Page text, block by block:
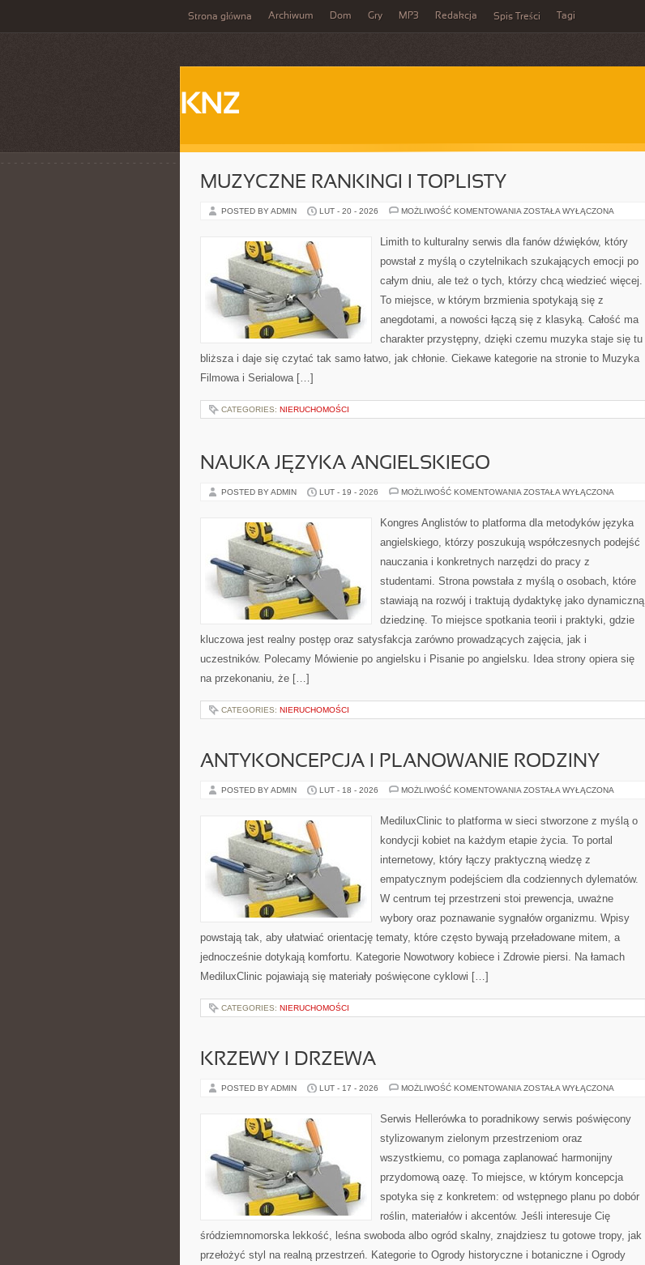
Strona główna Archiwum Dom Gry MP3 Redakcja Spis Treści Tagi
KNZ
MUZYCZNE RANKINGI I TOPLISTY
POSTED BY ADMIN LUT - 20 - 2026 MOŻLIWOŚĆ KOMENTOWANIA MUZYCZNE
TOPLISTY
ZOSTAŁA WYŁĄCZONA
Limith to kulturalny serwis dla fanów dźwięków, który
powstał z myślą o czytelnikach szukających emocji po
całym dniu, ale też o tych, którzy chcą wiedzieć więcej.
To miejsce, w którym brzmienia spotykają się z
anegdotami, a nowości łączą się z klasyką. Całość ma
charakter przystępny, dzięki czemu muzyka staje się tu
bliższa i daje się czytać tak samo łatwo, jak chłonie. Ciekawe kategorie na stronie to Muzyka
Filmowa i Serialowa […]
CATEGORIES: NIERUCHOMOŚCI
NAUKA JĘZYKA ANGIELSKIEGO
POSTED BY ADMIN LUT - 19 - 2026 MOŻLIWOŚĆ KOMENTOWANIA NAUKA
ZOSTAŁA WYŁĄCZONA
Kongres Anglistów to platforma dla metodyków języka
angielskiego, którzy poszukują współczesnych podejść
nauczania i konkretnych narzędzi do pracy z
studentami. Strona powstała z myślą o osobach, które
stawiają na rozwój i traktują dydaktykę jako dynamiczną
dziedzinę. To miejsce spotkania teorii i praktyki, gdzie
kluczowa jest realny postęp oraz satysfakcja zarówno prowadzących zajęcia, jak i
uczestników. Polecamy Mówienie po angielsku i Pisanie po angielsku. Idea strony opiera się
na przekonaniu, że […]
CATEGORIES: NIERUCHOMOŚCI
ANTYKONCEPCJA I PLANOWANIE RODZINY
POSTED BY ADMIN LUT - 18 - 2026 MOŻLIWOŚĆ KOMENTOWANIA ANTYKONCEPCJA
RODZINY
ZOSTAŁA WYŁĄCZONA
MediluxClinic to platforma w sieci stworzone z myślą o
kondycji kobiet na każdym etapie życia. To portal
internetowy, który łączy praktyczną wiedzę z
empatycznym podejściem dla codziennych dylematów.
W centrum tej przestrzeni stoi prewencja, uważne
wybory oraz poznawanie sygnałów organizmu. Wpisy
powstają tak, aby ułatwiać orientację tematy, które często bywają przeładowane mitem, a
jednocześnie dotykają komfortu. Kategorie Nowotwory kobiece i Zdrowie piersi. Na łamach
MediluxClinic pojawiają się materiały poświęcone cyklowi […]
CATEGORIES: NIERUCHOMOŚCI
KRZEWY I DRZEWA
POSTED BY ADMIN LUT - 17 - 2026 MOŻLIWOŚĆ KOMENTOWANIA KRZEWY
ZOSTAŁA WYŁĄCZONA
Serwis Hellerówka to poradnikowy serwis poświęcony
stylizowanym zielonym przestrzeniom oraz
wszystkiemu, co pomaga zaplanować harmonijny
przydomową oazę. To miejsce, w którym koncepcja
spotyka się z konkretem: od wstępnego planu po dobór
roślin, materiałów i akcentów. Jeśli interesuje Cię
śródziemnomorska lekkość, leśna swoboda albo ogród skalny, znajdziesz tu gotowe tropy, jak
przełożyć styl na realną przestrzeń. Kategorie to Ogrody historyczne i botaniczne i Ogrody